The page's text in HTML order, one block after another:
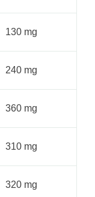
130 mg
240 mg
360 mg
310 mg
320 mg